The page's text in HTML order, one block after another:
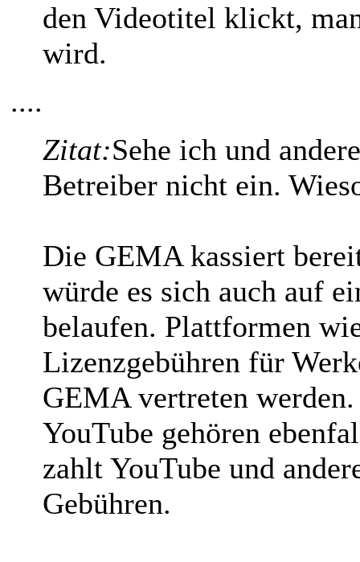
den Videotitel klickt,
wird.
....
Zitat:Sehe ich und
Betreiber nicht ein.
Die GEMA kassiert
würde es sich auch auf
belaufen. Plattformen
Lizenzgebühren für
GEMA vertreten
YouTube gehören
zahlt YouTube und
Gebühren.